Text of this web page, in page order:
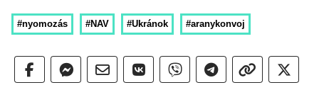
#nyomozás #NAV #Ukránok #aranykonvoj